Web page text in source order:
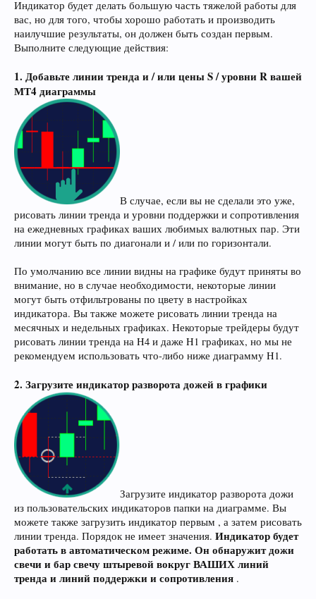
Индикатор будет делать большую часть тяжелой работы для
вас, но для того, чтобы хорошо работать и производить
наилучшие результаты, он должен быть создан первым.
Выполните следующие действия:
1. Добавьте линии тренда и / или цены S / уровни R вашей
МТ4 диаграммы
В случае, если вы не сделали это уже,
рисовать линии тренда и уровни поддержки и сопротивления
на ежедневных графиках ваших любимых валютных пар. Эти
линии могут быть по диагонали и / или по горизонтали.
По умолчанию все линии видны на графике будут приняты во
внимание, но в случае необходимости, некоторые линии
могут быть отфильтрованы по цвету в настройках
индикатора. Вы также можете рисовать линии тренда на
месячных и недельных графиках. Некоторые трейдеры будут
рисовать линии тренда на H4 и даже H1 графиках, но мы не
рекомендуем использовать что-либо ниже диаграмму H1.
2. Загрузите индикатор разворота дожей в графики
Загрузите индикатор разворота дожи
из пользовательских индикаторов папки на диаграмме. Вы
можете также загрузить индикатор первым , а затем рисовать
линии тренда. Порядок не имеет значения. Индикатор будет
работать в автоматическом режиме. Он обнаружит дожи
свечи и бар свечу штыревой вокруг ВАШИХ линий
тренда и линий поддержки и сопротивления .